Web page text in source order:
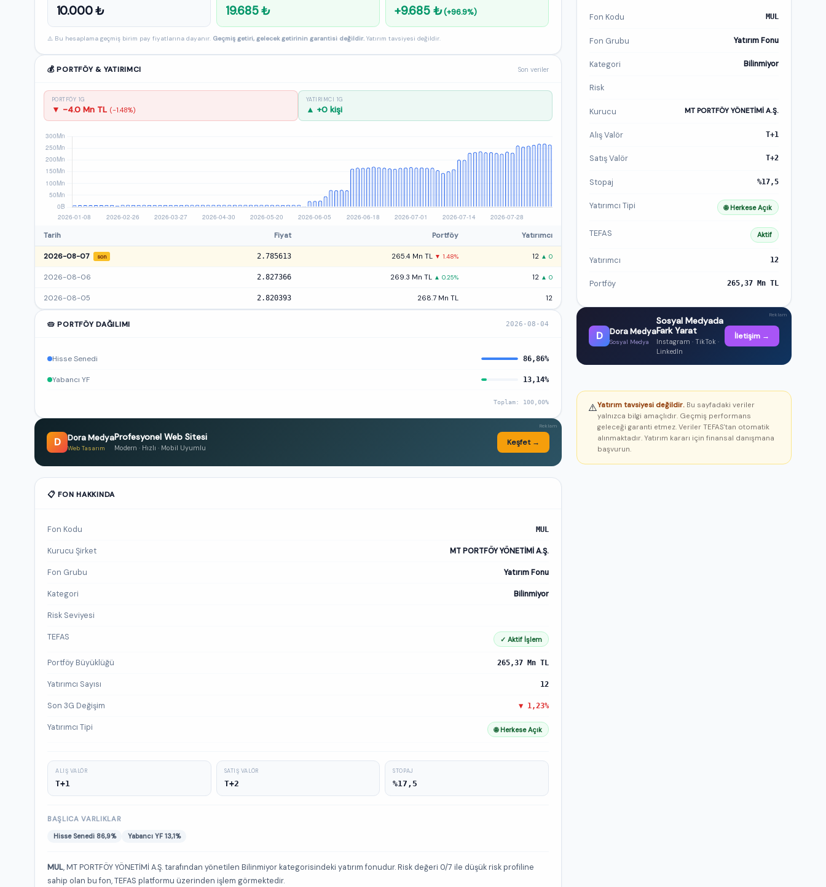
10.000 ₺ 19.685 ₺ +9.685 ₺(+96.9%)
⚠️ Bu hesaplama geçmiş birim pay fiyatlarına dayanır. Geçmiş getiri, gelecek getirinin garantisi değildir. Yatırım tavsiyesi değildir.
💰 PORTFÖY & YATIRIMCI Son veriler
PORTFÖY 1G
▼ -4.0 Mn TL (-1.48%)
YATIRIMCI 1G
▲ +0 kişi
Tarih Fiyat Portföy Yatırımcı
2026-08-07 son 2.785613 265.4 Mn TL ▼ 1.48% 12 ▲ 0
2026-08-06 2.827366 269.3 Mn TL ▲ 0.25% 12 ▲ 0
2026-08-05 2.820393 268.7 Mn TL 12
🥧 PORTFÖY DAĞILIMI 2026-08-04
Hisse Senedi 86,86%
Yabancı YF 13,14%
Toplam: 100,00%
D Dora Medya
Web Tasarım
Profesyonel Web Sitesi
Modern · Hızlı · Mobil Uyumlu
Keşfet →
Reklam
📋 FON HAKKINDA
Fon Kodu MUL
Kurucu Şirket MT PORTFÖY YÖNETİMİ A.Ş.
Fon Grubu Yatırım Fonu
Kategori Bilinmiyor
Risk Seviyesi
TEFAS ✓ Aktif İşlem
Portföy Büyüklüğü 265,37 Mn TL
Yatırımcı Sayısı 12
Son 3G Değişim ▼ 1,23%
Yatırımcı Tipi 🌐 Herkese Açık
ALIŞ VALÖR
T+1
SATIŞ VALÖR
T+2
STOPAJ
%17,5
BAŞLICA VARLIKLAR
Hisse Senedi 86,9% Yabancı YF 13,1%
MUL, MT PORTFÖY YÖNETİMİ A.Ş. tarafından yönetilen Bilinmiyor kategorisindeki yatırım fonudur. Risk değeri 0/7 ile düşük risk profiline
sahip olan bu fon, TEFAS platformu üzerinden işlem görmektedir.
Fon Kodu MUL
Fon Grubu Yatırım Fonu
Kategori Bilinmiyor
Risk
Kurucu MT PORTFÖY YÖNETİMİ A.Ş.
Alış Valör T+1
Satış Valör T+2
Stopaj %17,5
Yatırımcı Tipi 🌐 Herkese Açık
TEFAS Aktif
Yatırımcı 12
Portföy 265,37 Mn TL
D Dora Medya
Sosyal Medya
Sosyal Medyada
Fark Yarat
Instagram · TikTok ·
LinkedIn
İletişim →
Reklam
⚠️Yatırım tavsiyesi değildir. Bu sayfadaki veriler
yalnızca bilgi amaçlıdır. Geçmiş performans
geleceği garanti etmez. Veriler TEFAS'tan otomatik
alınmaktadır. Yatırım kararı için finansal danışmana
başvurun.